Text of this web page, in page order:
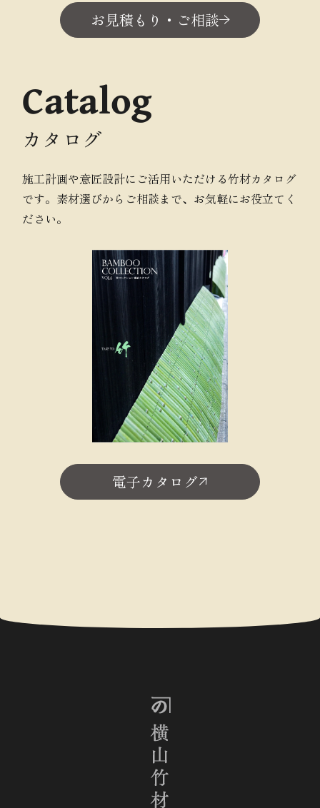
お見積もり・ご相談
Catalog
カタログ
施工計画や意匠設計にご活用いただける竹材カタログ
です。素材選びからご相談まで、お気軽にお役立てく
ださい。
電子カタログ